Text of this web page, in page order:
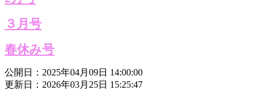
３月号
春休み号
公開日：2025年04月09日 14:00:00
更新日：2026年03月25日 15:25:47